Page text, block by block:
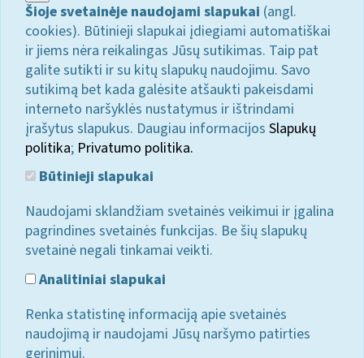
Šioje svetainėje naudojami slapukai (angl.
cookies). Būtinieji slapukai įdiegiami automatiškai
ir jiems nėra reikalingas Jūsų sutikimas. Taip pat
galite sutikti ir su kitų slapukų naudojimu. Savo
sutikimą bet kada galėsite atšaukti pakeisdami
interneto naršyklės nustatymus ir ištrindami
įrašytus slapukus. Daugiau informacijos Slapukų
politika; Privatumo politika.
Būtinieji slapukai
Naudojami sklandžiam svetainės veikimui ir įgalina
pagrindines svetainės funkcijas. Be šių slapukų
svetainė negali tinkamai veikti.
Analitiniai slapukai
Renka statistinę informaciją apie svetainės
naudojimą ir naudojami Jūsų naršymo patirties
gerinimui.